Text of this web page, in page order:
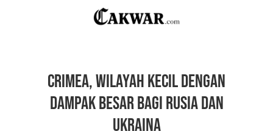
Crimea, Wilayah Kecil dengan
Dampak Besar bagi Rusia dan
Ukraina